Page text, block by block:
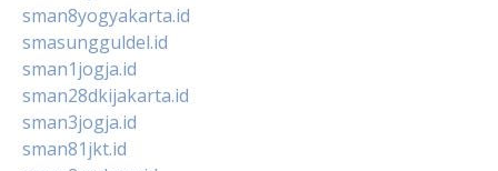
sman8yogyakarta.id
smasungguldel.id
sman1jogja.id
sman28dkijakarta.id
sman3jogja.id
sman81jkt.id